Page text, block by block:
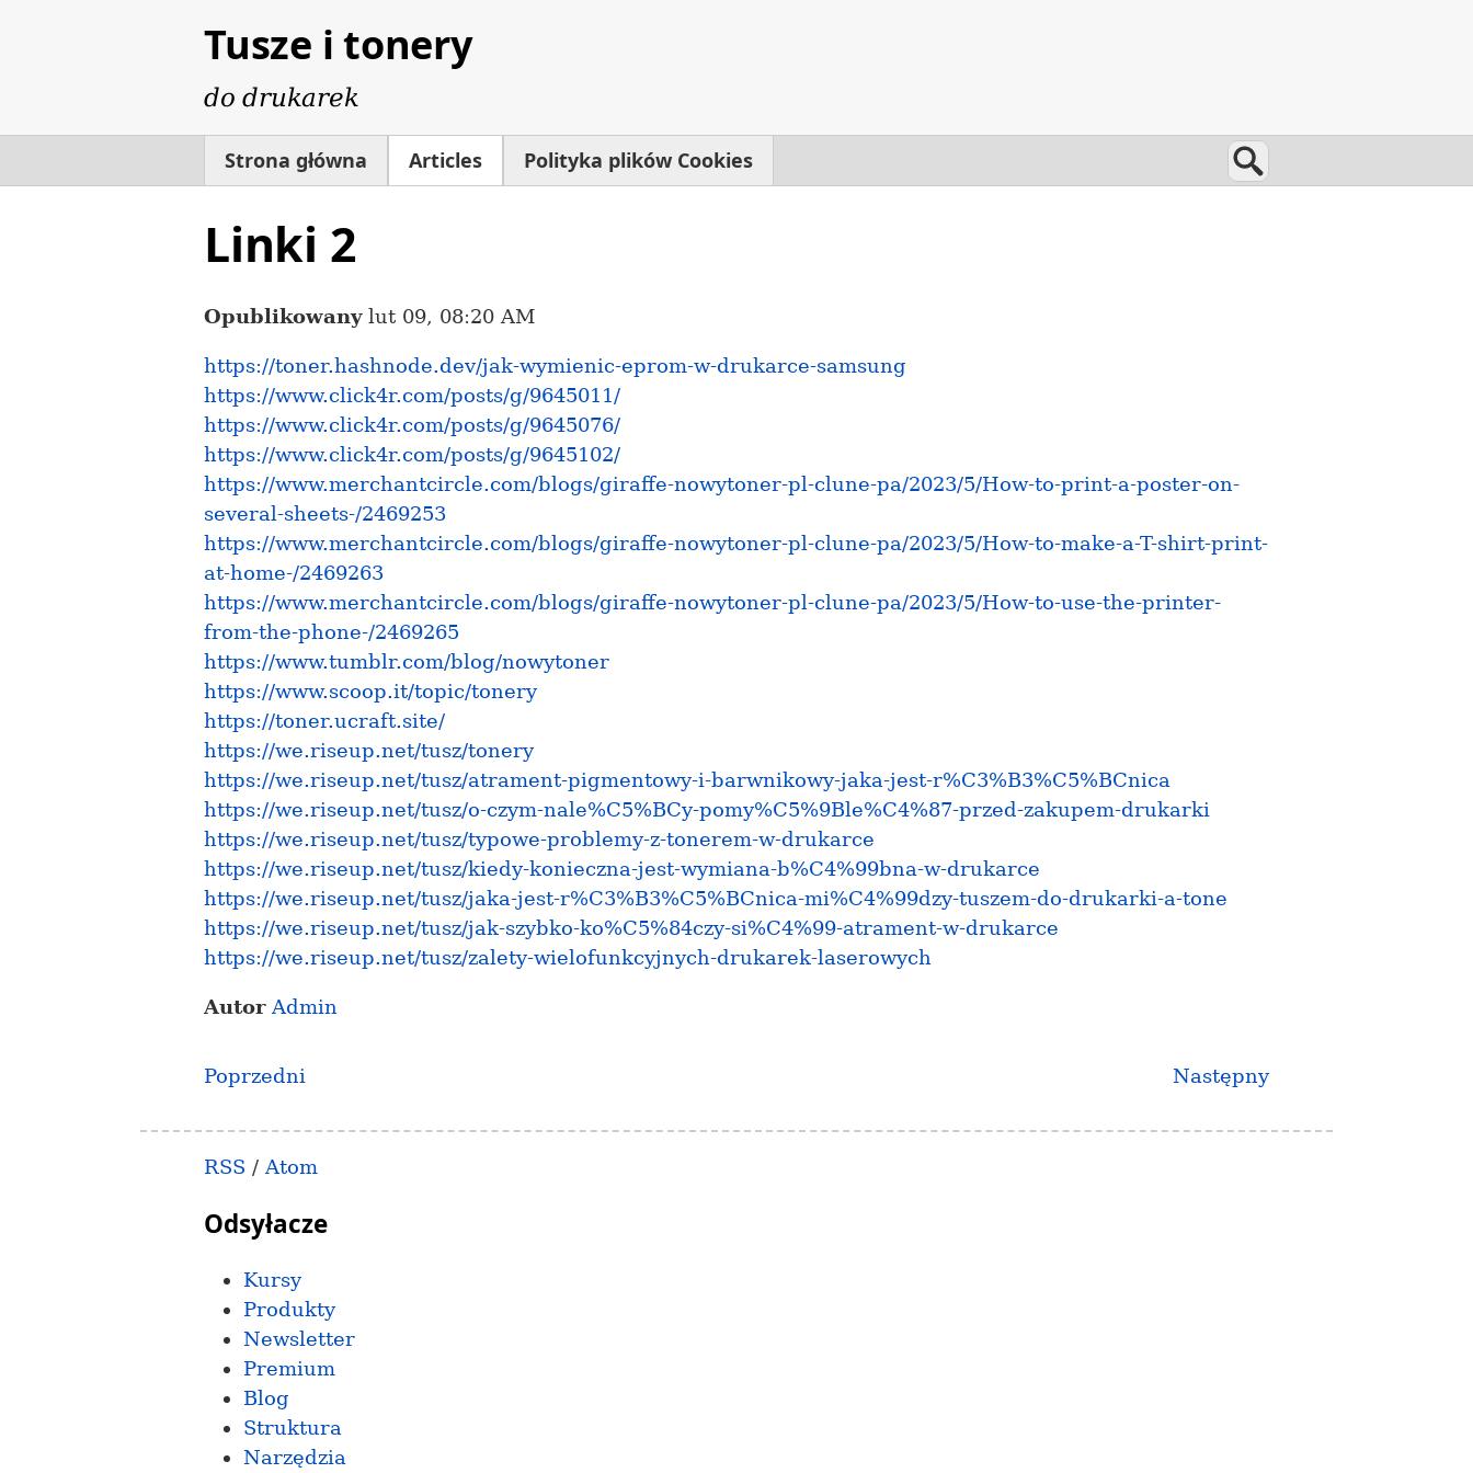
Tusze i tonery
do drukarek
Strona główna Articles Polityka plików Cookies Wyszukaj
Linki 2
Opublikowany lut 09, 08:20 AM
https://toner.hashnode.dev/jak-wymienic-eprom-w-drukarce-samsung
https://www.click4r.com/posts/g/9645011/
https://www.click4r.com/posts/g/9645076/
https://www.click4r.com/posts/g/9645102/
https://www.merchantcircle.com/blogs/giraffe-nowytoner-pl-clune-pa/2023/5/How-to-print-a-poster-on-
several-sheets-/2469253
https://www.merchantcircle.com/blogs/giraffe-nowytoner-pl-clune-pa/2023/5/How-to-make-a-T-shirt-print-
at-home-/2469263
https://www.merchantcircle.com/blogs/giraffe-nowytoner-pl-clune-pa/2023/5/How-to-use-the-printer-
from-the-phone-/2469265
https://www.tumblr.com/blog/nowytoner
https://www.scoop.it/topic/tonery
https://toner.ucraft.site/
https://we.riseup.net/tusz/tonery
https://we.riseup.net/tusz/atrament-pigmentowy-i-barwnikowy-jaka-jest-r%C3%B3%C5%BCnica
https://we.riseup.net/tusz/o-czym-nale%C5%BCy-pomy%C5%9Ble%C4%87-przed-zakupem-drukarki
https://we.riseup.net/tusz/typowe-problemy-z-tonerem-w-drukarce
https://we.riseup.net/tusz/kiedy-konieczna-jest-wymiana-b%C4%99bna-w-drukarce
https://we.riseup.net/tusz/jaka-jest-r%C3%B3%C5%BCnica-mi%C4%99dzy-tuszem-do-drukarki-a-tone
https://we.riseup.net/tusz/jak-szybko-ko%C5%84czy-si%C4%99-atrament-w-drukarce
https://we.riseup.net/tusz/zalety-wielofunkcyjnych-drukarek-laserowych
AutorAdmin
Poprzedni Następny
RSS /Atom
Odsyłacze
Kursy
Produkty
Newsletter
Premium
Blog
Struktura
Narzędzia